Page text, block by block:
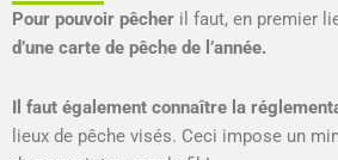
Pour pouvoir pêcher il faut, en premier
d’une carte de pêche de l’année.
Il faut également connaître la
lieux de pêche visés. Ceci impose un